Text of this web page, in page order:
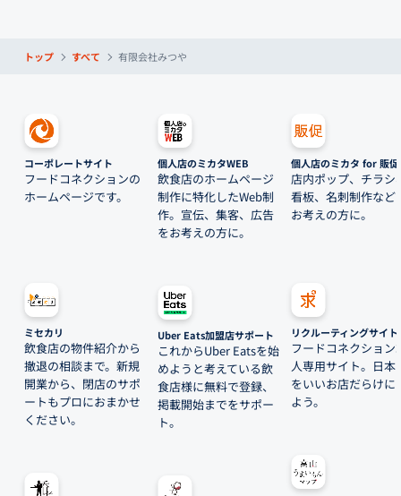
トップ すべて 有限会社みつや
コーポレートサイト
フードコネクションの
ホームページです。
ミセカリ
飲食店の物件紹介から
撤退の相談まで。新規
開業から、閉店のサポ
ートもプロにおまかせ
ください。
個人店のミカタWEB
飲食店のホームページ
制作に特化したWeb制
作。宣伝、集客、広告
をお考えの方に。
Uber Eats加盟店サポート
これからUber Eatsを始
めようと考えている飲
食店様に無料で登録、
掲載開始までをサポー
ト。
個人店のミカタ for 販促
店内ポップ、チラシ
看板、名刺制作など
お考えの方に。
リクルーティングサイト
フードコネクション
人専用サイト。日本
をいいお店だらけに
よう。